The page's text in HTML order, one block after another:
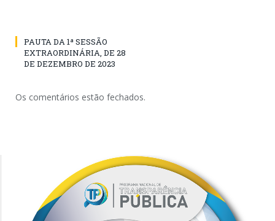
PAUTA DA 1ª SESSÃO
EXTRAORDINÁRIA, DE 28
DE DEZEMBRO DE 2023
Os comentários estão fechados.